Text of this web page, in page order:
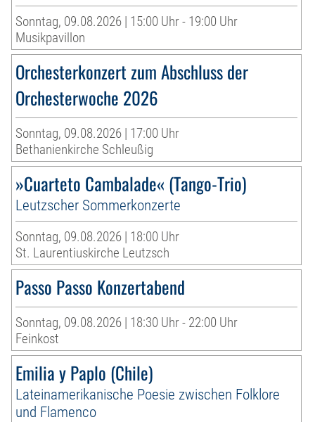
Sonntag, 09.08.2026 | 15:00 Uhr - 19:00 Uhr
Musikpavillon
Orchesterkonzert zum Abschluss der
Orchesterwoche 2026
Sonntag, 09.08.2026 | 17:00 Uhr
Bethanienkirche Schleußig
»Cuarteto Cambalade« (Tango-Trio)
Leutzscher Sommerkonzerte
Sonntag, 09.08.2026 | 18:00 Uhr
St. Laurentiuskirche Leutzsch
Passo Passo Konzertabend
Sonntag, 09.08.2026 | 18:30 Uhr - 22:00 Uhr
Feinkost
Emilia y Paplo (Chile)
Lateinamerikanische Poesie zwischen Folklore
und Flamenco